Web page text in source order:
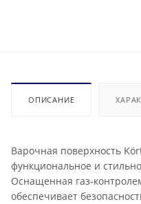
ОПИСАНИЕ
Варочная поверхность
функциональное и
Оснащенная газ-
обеспечивает